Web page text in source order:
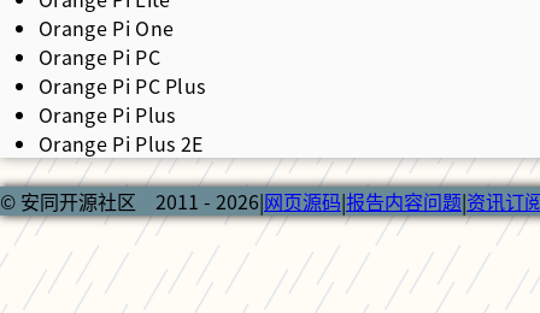
Orange Pi One
Orange Pi PC
Orange Pi PC Plus
Orange Pi Plus
Orange Pi Plus 2E
© 安同开源社区 2011 - 2026|网页源码|报告内容问题|资讯订